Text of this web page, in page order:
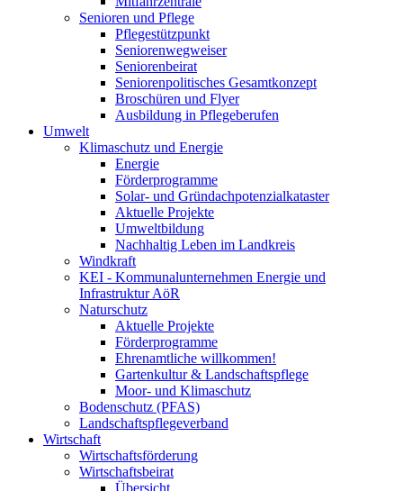
Senioren und Pflege
Pflegestützpunkt
Seniorenwegweiser
Seniorenbeirat
Seniorenpolitisches Gesamtkonzept
Broschüren und Flyer
Ausbildung in Pflegeberufen
Umwelt
Klimaschutz und Energie
Energie
Förderprogramme
Solar- und Gründachpotenzialkataster
Aktuelle Projekte
Umweltbildung
Nachhaltig Leben im Landkreis
Windkraft
KEI - Kommunalunternehmen Energie und
Infrastruktur AöR
Naturschutz
Aktuelle Projekte
Förderprogramme
Ehrenamtliche willkommen!
Gartenkultur & Landschaftspflege
Moor- und Klimaschutz
Bodenschutz (PFAS)
Landschaftspflegeverband
Wirtschaft
Wirtschaftsförderung
Wirtschaftsbeirat
Übersicht